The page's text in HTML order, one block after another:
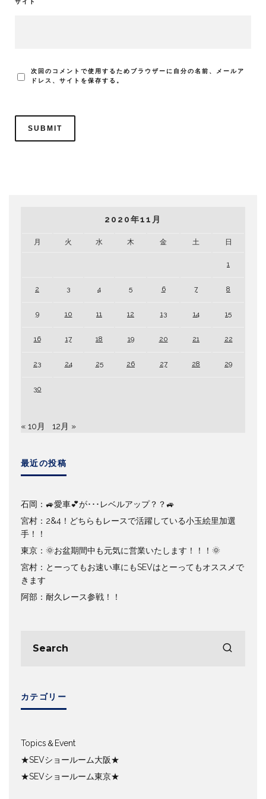
サイト
次回のコメントで使用するためブラウザーに自分の名前、メールア
ドレス、サイトを保存する。
2020年11月
月 火 水 木 金 土 日
1
2 3 4 5 6 7 8
9 10 11 12 13 14 15
16 17 18 19 20 21 22
23 24 25 26 27 28 29
30
« 10月 12月 »
最近の投稿
石岡：🚙愛車💕が･･･レベルアップ？？🚙
宮村：2&4！どちらもレースで活躍している小玉絵里加選
手！！
東京：🌞お盆期間中も元気に営業いたします！！！🌞
宮村：とーってもお速い車にもSEVはとーってもオススメで
きます
阿部：耐久レース参戦！！
カテゴリー
Topics＆Event
★SEVショールーム大阪★
★SEVショールーム東京★